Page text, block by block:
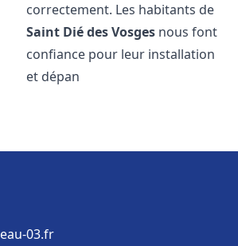
correctement. Les habitants de
Saint Dié des Vosges nous font
confiance pour leur installation
et dépan
03.fr